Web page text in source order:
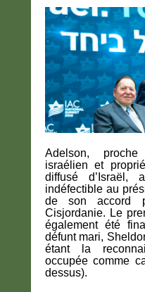
Adelson,
israélien et
diffusé d’Israël,
indéfectible au
de son accord
Cisjordanie. Le
également été
défunt mari,
étant la
occupée comme
dessus).